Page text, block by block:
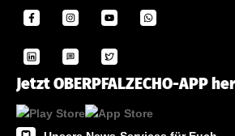
Jetzt OBERPFALZECHO-APP